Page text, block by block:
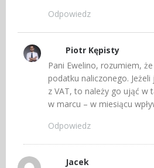
Odpowiedz
Piotr Kępisty
Pani Ewelino, rozumiem,
podatku naliczonego.
z VAT, to należy go ująć w
w marcu – w miesiącu
Odpowiedz
Jacek